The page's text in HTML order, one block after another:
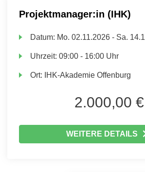
Projektmanager:in (IHK)
Datum: Mo. 02.11.2026 - Sa.
Uhrzeit:09:00 - 16:00 Uhr
Ort: IHK-Akademie Offenburg
2.000,00 €
WEITERE DETAILS